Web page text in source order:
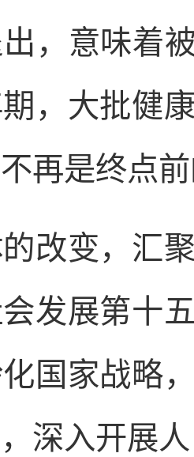
，意味着
，大批健
是终点前
变，汇聚
发展第十
国家战略
深入开展